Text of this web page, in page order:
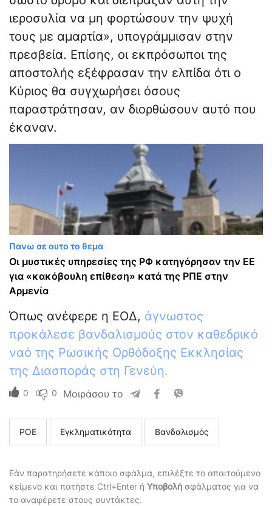
ιεροσυλία να μη φορτώσουν την ψυχή
τους με αμαρτία», υπογράμμισαν στην
πρεσβεία. Επίσης, οι εκπρόσωποι της
αποστολής εξέφρασαν την ελπίδα ότι ο
Κύριος θα συγχωρήσει όσους
παραστράτησαν, αν διορθώσουν αυτό που
έκαναν.
Πανω σε αυτο το θεμα
Οι μυστικές υπηρεσίες της ΡΦ κατηγόρησαν την ΕΕ
για «κακόβουλη επίθεση» κατά της ΡΠΕ στην
Αρμενία
Όπως ανέφερε η ΕΟΔ, άγνωστος
προκάλεσε βανδαλισμούς στον καθεδρικό
ναό της Ρωσικής Ορθόδοξης Εκκλησίας
της Διασποράς στη Γενεύη.
0 0 Μοιράσου το
ΡΟΕ Εγκληματικότητα Βανδαλισμός
Εάν παρατηρήσετε κάποιο σφάλμα, επιλέξτε το απαιτούμενο
κείμενο και πατήστε Ctrl+Enter ή Υποβολή σφάλματος για να
το αναφέρετε στους συντάκτες.